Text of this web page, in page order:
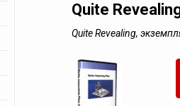
Quite
Quite Revealing,